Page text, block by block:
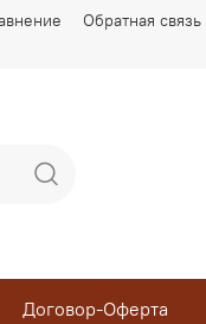
Обратная связь
Договор-Оферта